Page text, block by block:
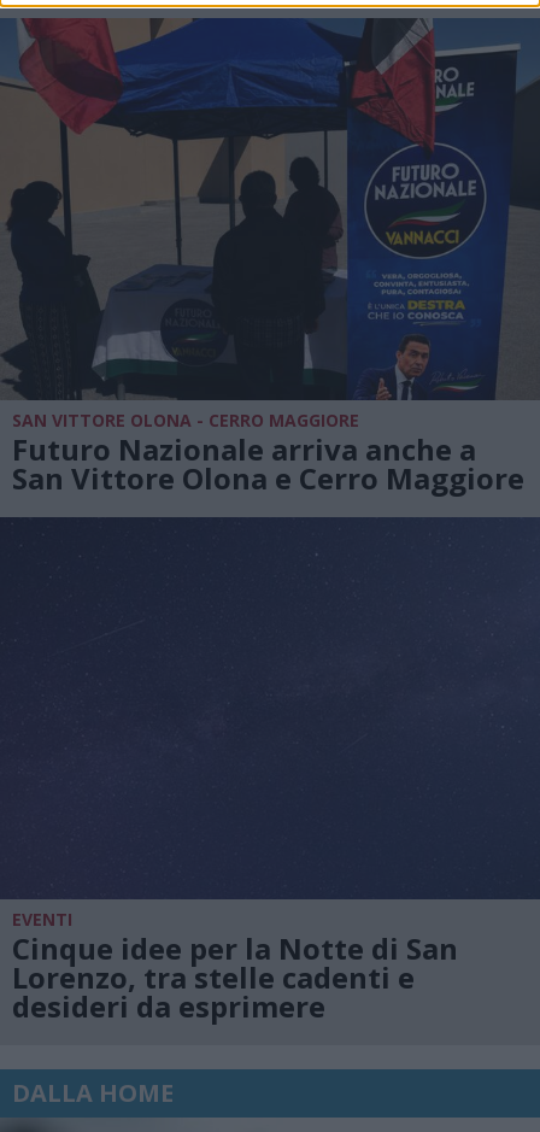
SAN VITTORE OLONA - CERRO MAGGIORE
Futuro Nazionale arriva anche a
San Vittore Olona e Cerro Maggiore
EVENTI
Cinque idee per la Notte di San
Lorenzo, tra stelle cadenti e
desideri da esprimere
DALLA HOME